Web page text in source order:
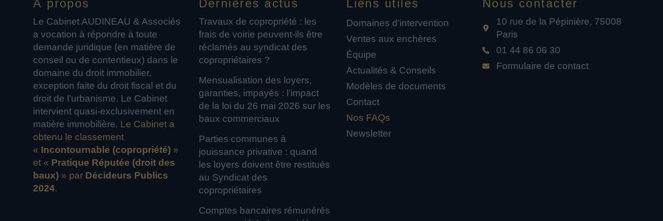
À propos
Le Cabinet AUDINEAU & Associés
a vocation à répondre à toute
demande juridique (en matière de
conseil ou de contentieux) dans le
domaine du droit immobilier,
exception faite du droit fiscal et du
droit de l’urbanisme. Le Cabinet
intervient quasi-exclusivement en
matière immobilière. Le Cabinet a
obtenu le classement
« Incontournable (copropriété) »
et « Pratique Réputée (droit des
baux) » par Décideurs Publics
2024.
Dernières actus
Travaux de copropriété : les
frais de voirie peuvent-ils être
réclamés au syndicat des
copropriétaires ?
Mensualisation des loyers,
garanties, impayés : l’impact
de la loi du 26 mai 2026 sur les
baux commerciaux
Parties communes à
jouissance privative : quand
les loyers doivent être restitués
au Syndicat des
copropriétaires
Comptes bancaires rémunérés
Liens utiles
Domaines d’intervention
Ventes aux enchères
Équipe
Actualités & Conseils
Modèles de documents
Contact
Nos FAQs
Newsletter
Nous contacter
10 rue de la Pépinière, 75008
Paris
01 44 86 06 30
Formulaire de contact